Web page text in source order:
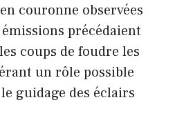
couronne observées
précédaient
coups de foudre les
un rôle possible
guidage des éclairs